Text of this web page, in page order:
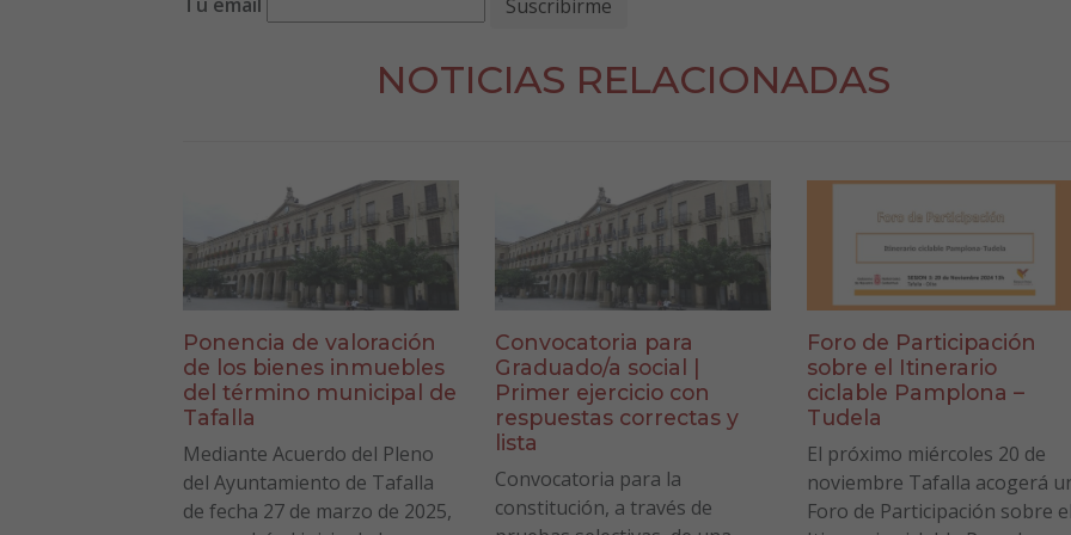
NOTICIAS RELACIONADAS
Ponencia de valoración
de los bienes inmuebles
del término municipal de
Tafalla
Mediante Acuerdo del Pleno
del Ayuntamiento de Tafalla
de fecha 27 de marzo de 2025,
Convocatoria para
Graduado/a social |
Primer ejercicio con
respuestas correctas y
lista
Convocatoria para la
constitución, a través de
Foro de Participación
sobre el Itinerario
ciclable Pamplona –
Tudela
El próximo miércoles 20 de
noviembre Tafalla acogerá
Foro de Participación sobre